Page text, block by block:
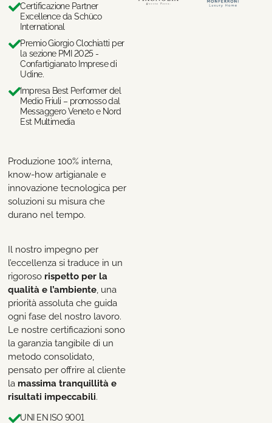
Certificazione Partner
Excellence da Schüco
International
Premio Giorgio Clochiatti per
la sezione PMI 2025 -
Confartigianato Imprese di
Udine.
Impresa Best Performer del
Medio Friuli – promosso dal
Messaggero Veneto e Nord
Est Multimedia
Produzione 100% interna,
know-how artigianale e
innovazione tecnologica per
soluzioni su misura che
durano nel tempo.
Il nostro impegno per
l’eccellenza si traduce in un
rigoroso rispetto per la
qualità e l’ambiente, una
priorità assoluta che guida
ogni fase del nostro lavoro.
Le nostre certificazioni sono
la garanzia tangibile di un
metodo consolidato,
pensato per offrire al cliente
la massima tranquillità e
risultati impeccabili.
UNI EN ISO 9001